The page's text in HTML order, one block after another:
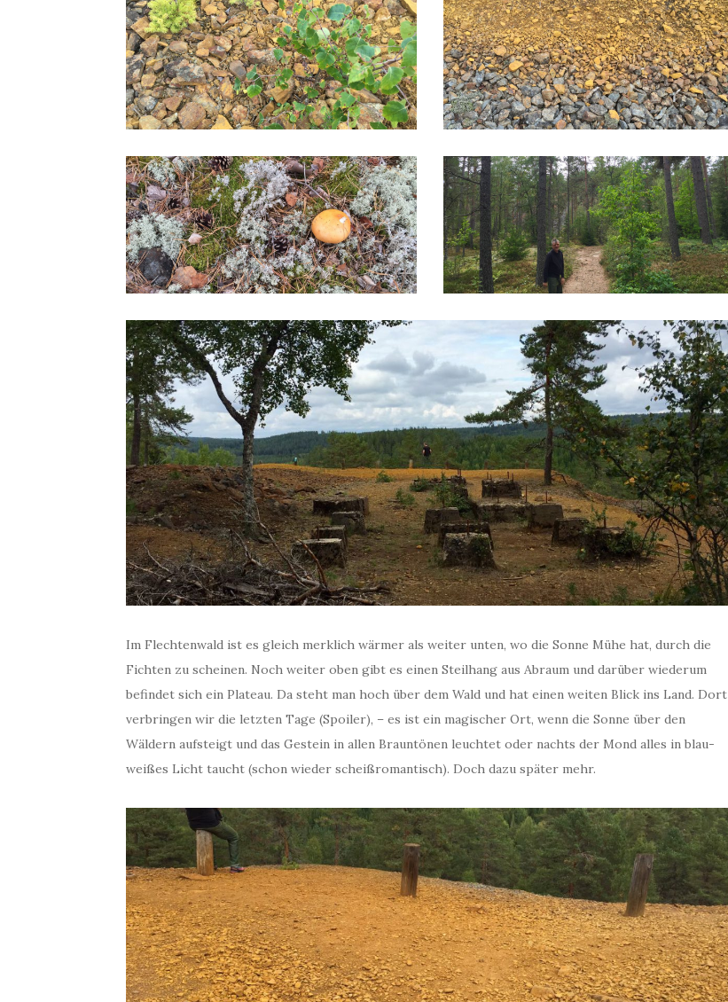
Im Flechtenwald ist es gleich merklich wärmer als weiter unten, wo die Sonne Mühe hat, durch die
Fichten zu scheinen. Noch weiter oben gibt es einen Steilhang aus Abraum und darüber wiederum
befindet sich ein Plateau. Da steht man hoch über dem Wald und hat einen weiten Blick ins Land. Dort
verbringen wir die letzten Tage (Spoiler), – es ist ein magischer Ort, wenn die Sonne über den
Wäldern aufsteigt und das Gestein in allen Brauntönen leuchtet oder nachts der Mond alles in blau-
weißes Licht taucht (schon wieder scheißromantisch). Doch dazu später mehr.